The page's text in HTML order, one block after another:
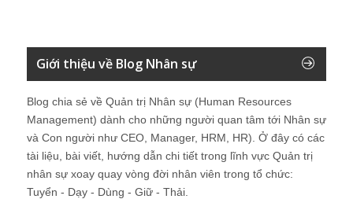
Giới thiệu về Blog Nhân sự
Blog chia sẻ về Quản trị Nhân sự (Human Resources
Management) dành cho những người quan tâm tới Nhân sự
và Con người như CEO, Manager, HRM, HR). Ở đây có các
tài liệu, bài viết, hướng dẫn chi tiết trong lĩnh vực Quản trị
nhân sự xoay quay vòng đời nhân viên trong tổ chức:
Tuyển - Dạy - Dùng - Giữ - Thải.